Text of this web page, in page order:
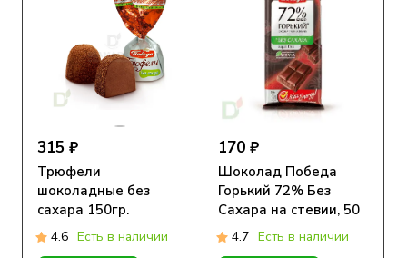
315 ₽
Трюфели
шоколадные без
сахара 150гр.
4.6 Есть в наличии
170 ₽
Шоколад Победа
Горький 72% Без
Сахара на стевии, 50
гр 4.7 Есть в наличии